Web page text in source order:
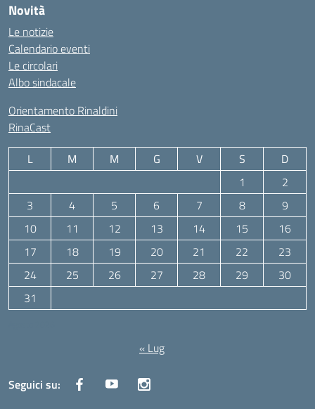
Novità
Le notizie
Calendario eventi
Le circolari
Albo sindacale
Orientamento Rinaldini
RinaCast
L M M G V S
D
1
2
3
4 5 6 7 8
9
10
11 12 13 14 15
16
17
18 19 20 21 22
23
24
25 26 27 28 29
30
31
« Lug
Seguici su: